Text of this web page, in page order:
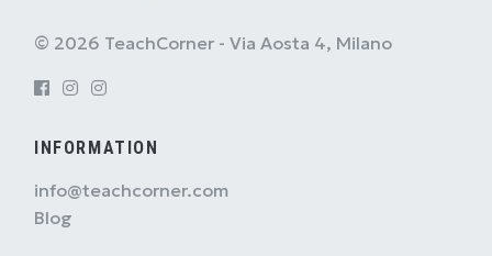
© 2026 TeachCorner - Via Aosta 4, Milano
INFORMATION
info@teachcorner.com
Blog